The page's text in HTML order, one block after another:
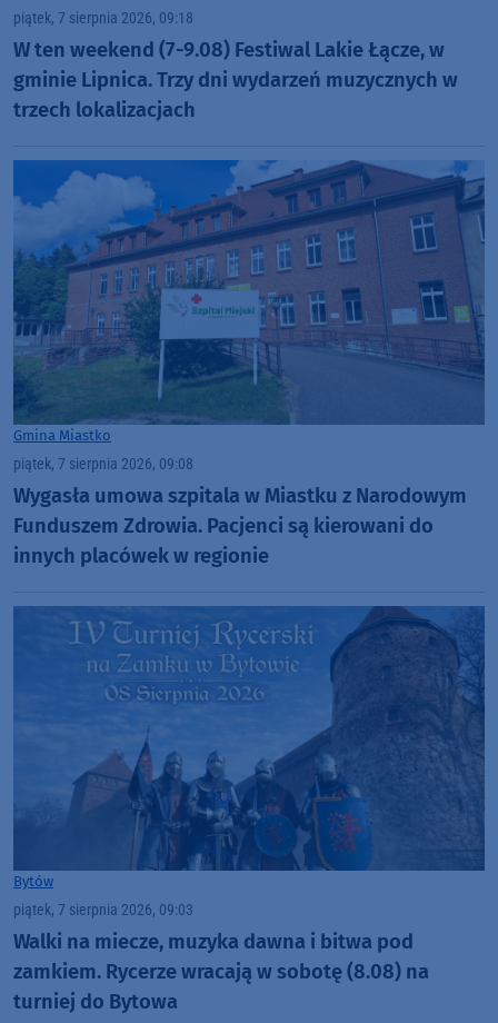
piątek, 7 sierpnia 2026, 09:18
W ten weekend (7-9.08) Festiwal Lakie Łącze, w
gminie Lipnica. Trzy dni wydarzeń muzycznych w
trzech lokalizacjach
Gmina Miastko
piątek, 7 sierpnia 2026, 09:08
Wygasła umowa szpitala w Miastku z Narodowym
Funduszem Zdrowia. Pacjenci są kierowani do
innych placówek w regionie
Bytów
piątek, 7 sierpnia 2026, 09:03
Walki na miecze, muzyka dawna i bitwa pod
zamkiem. Rycerze wracają w sobotę (8.08) na
turniej do Bytowa